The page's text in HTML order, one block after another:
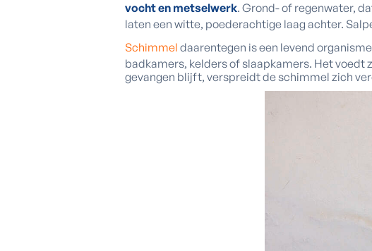
vocht en metselwerk. Grond- of regenwater,
laten een witte, poederachtige laag achter.
Schimmel daarentegen is een levend
badkamers, kelders of slaapkamers. Het voedt
gevangen blijft, verspreidt de schimmel zich